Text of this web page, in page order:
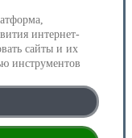
интернет-
сайты и их
инструментов